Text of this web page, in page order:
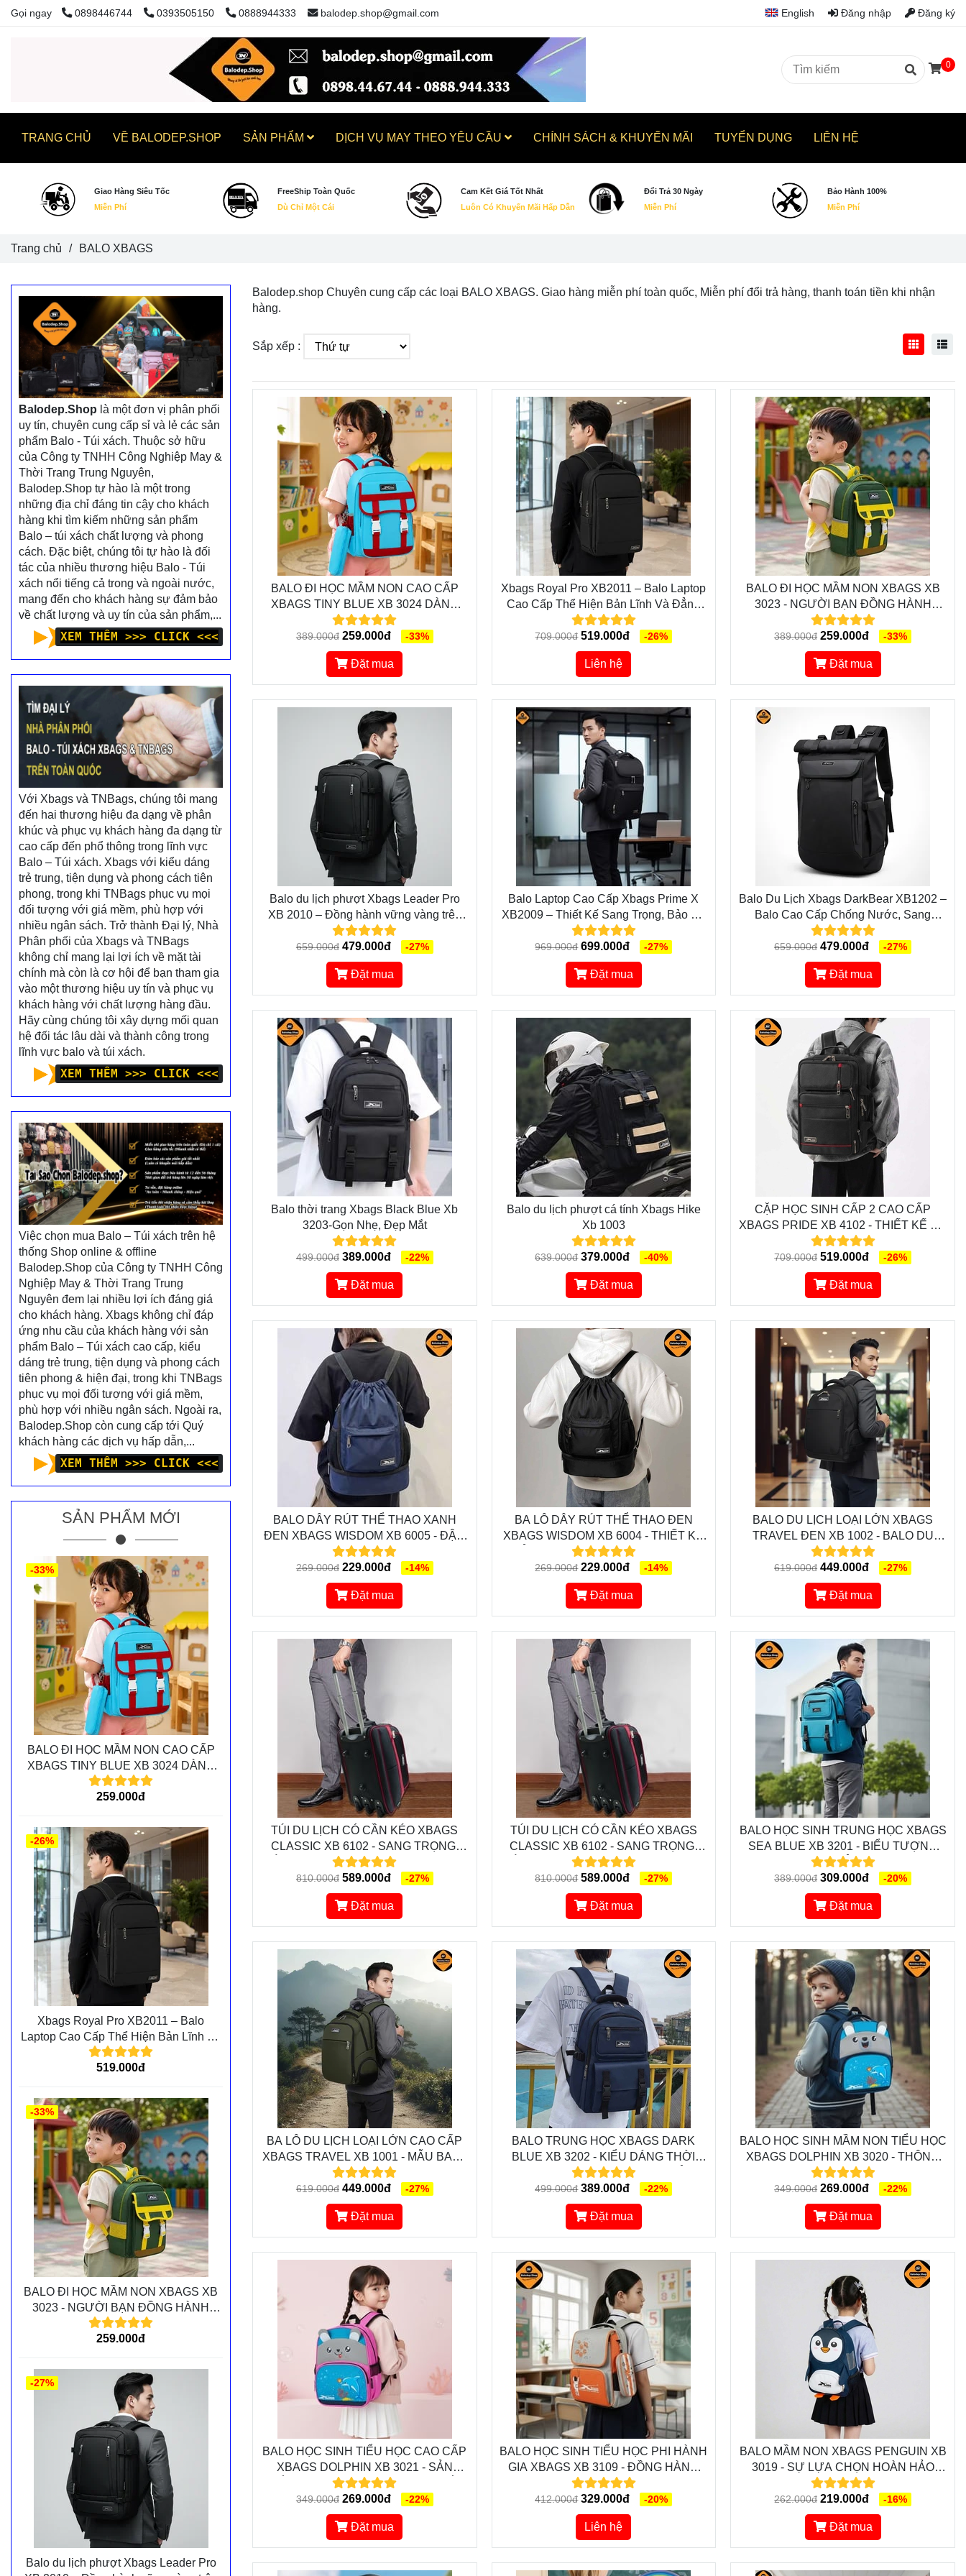
Balodep.shop Chuyên cung cấp các loại BALO XBAGS. Giao hàng miễn phí toàn quốc, Miễn phí đổi trả hàng, thanh toán tiền khi nhận
hàng.
Sắp xếp :
BALO ĐI HỌC MẦM NON CAO CẤP
XBAGS TINY BLUE XB 3024 DÀNH
CHO CÁC BÉ MẦM NON
389.000đ 259.000đ -33%
Đặt mua
Xbags Royal Pro XB2011 – Balo Laptop
Cao Cấp Thể Hiện Bản Lĩnh Và Đẳng
Cấp Cá Nhân
709.000đ 519.000đ -26%
Liên hệ
BALO ĐI HỌC MẦM NON XBAGS XB
3023 - NGƯỜI BẠN ĐỒNG HÀNH
CÙNG CÁC BÉ TRÊN MỌI CHẶNG
ĐƯỜNG
389.000đ 259.000đ -33%
Đặt mua
Balo du lịch phượt Xbags Leader Pro
XB 2010 – Đồng hành vững vàng trên
mọi cung đường
659.000đ 479.000đ -27%
Đặt mua
Balo Laptop Cao Cấp Xbags Prime X
XB2009 – Thiết Kế Sang Trọng, Bảo Vệ
Máy Tối Ưu
969.000đ 699.000đ -27%
Đặt mua
Balo Du Lịch Xbags DarkBear XB1202 –
Balo Cao Cấp Chống Nước, Sang
Trọng, Đẳng Cấp
659.000đ 479.000đ -27%
Đặt mua
Balo thời trang Xbags Black Blue Xb
3203-Gọn Nhẹ, Đẹp Mắt
499.000đ 389.000đ -22%
Đặt mua
Balo du lịch phượt cá tính Xbags Hike
Xb 1003
639.000đ 379.000đ -40%
Đặt mua
CẶP HỌC SINH CẤP 2 CAO CẤP
XBAGS PRIDE XB 4102 - THIẾT KẾ ĐA
NĂNG, THÔNG MINH, SANG TRỌNG
709.000đ 519.000đ -26%
Đặt mua
BALO DÂY RÚT THỂ THAO XANH
ĐEN XBAGS WISDOM XB 6005 - ĐẬM
CHẤT CÁ TÍNH, CHỐNG NƯỚC TỐT,
CÓ NGĂN ĐỰNG GIÀY
269.000đ 229.000đ -14%
Đặt mua
BA LÔ DÂY RÚT THỂ THAO ĐEN
XBAGS WISDOM XB 6004 - THIẾT KẾ
TRẺ TRUNG, NĂNG ĐỘNG, CÁ TÍNH
269.000đ 229.000đ -14%
Đặt mua
BALO DU LỊCH LOẠI LỚN XBAGS
TRAVEL ĐEN XB 1002 - BALO DU
LỊCH PHƯỢT CHỐNG NƯỚC, THIẾT
KẾ THÔNG MINH, ĐẲNG CẤP
619.000đ 449.000đ -27%
Đặt mua
TÚI DU LỊCH CÓ CẦN KÉO XBAGS
CLASSIC XB 6102 - SANG TRỌNG,
ĐẲNG CẤP, ĐỒNG HÀNH CÙNG BẠN
TRONG MỌI HÀNH TRÌNH
810.000đ 589.000đ -27%
Đặt mua
TÚI DU LỊCH CÓ CẦN KÉO XBAGS
CLASSIC XB 6102 - SANG TRỌNG,
ĐẲNG CẤP, ĐỒNG HÀNH CÙNG BẠN
TRONG MỌI HÀNH TRÌNH
810.000đ 589.000đ -27%
Đặt mua
BALO HỌC SINH TRUNG HỌC XBAGS
SEA BLUE XB 3201 - BIỂU TƯỢNG
THỜI TRANG, TRẺ TRUNG, NĂNG
ĐỘNG
389.000đ 309.000đ -20%
Đặt mua
BA LÔ DU LỊCH LOẠI LỚN CAO CẤP
XBAGS TRAVEL XB 1001 - MẪU BALO
DU LỊCH ĐẸP, THIẾT KẾ ĐA NĂNG
DÀNH CHO DÂN PHƯỢT
619.000đ 449.000đ -27%
Đặt mua
BALO TRUNG HỌC XBAGS DARK
BLUE XB 3202 - KIỂU DÁNG THỜI
TRANG, ĐƯỜNG NÉT HOÀN HẢO,
CHỐNG NƯỚC XỊN XÒ
499.000đ 389.000đ -22%
Đặt mua
BALO HỌC SINH MẦM NON TIỂU HỌC
XBAGS DOLPHIN XB 3020 - THÔNG
MINH, TIỆN LỢI, THỜI TRANG
349.000đ 269.000đ -22%
Đặt mua
BALO HỌC SINH TIỂU HỌC CAO CẤP
XBAGS DOLPHIN XB 3021 - SẢN
PHẨM CAO CẤP, THIẾT KẾ XINH XẮN,
ĐÁNG YÊU
349.000đ 269.000đ -22%
Đặt mua
BALO HỌC SINH TIỂU HỌC PHI HÀNH
GIA XBAGS XB 3109 - ĐỒNG HÀNH
CÙNG BÉ KHÁM PHÁ NHỮNG ĐIỀU
MỚI LẠ
412.000đ 329.000đ -20%
Liên hệ
BALO MẦM NON XBAGS PENGUIN XB
3019 - SỰ LỰA CHỌN HOÀN HẢO
CHO BÉ YÊU
262.000đ 219.000đ -16%
Đặt mua
Balodep.Shop là một đơn vị phân phối
uy tín, chuyên cung cấp sỉ và lẻ các sản
phẩm Balo - Túi xách. Thuộc sở hữu
của Công ty TNHH Công Nghiệp May &
Thời Trang Trung Nguyên,
Balodep.Shop tự hào là một trong
những địa chỉ đáng tin cậy cho khách
hàng khi tìm kiếm những sản phẩm
Balo – túi xách chất lượng và phong
cách. Đặc biệt, chúng tôi tự hào là đối
tác của nhiều thương hiệu Balo - Túi
xách nổi tiếng cả trong và ngoài nước,
mang đến cho khách hàng sự đảm bảo
về chất lượng và uy tín của sản phẩm,...
XEM THÊM >>> CLICK <<<
Với Xbags và TNBags, chúng tôi mang
đến hai thương hiệu đa dạng về phân
khúc và phục vụ khách hàng đa dạng từ
cao cấp đến phổ thông trong lĩnh vực
Balo – Túi xách. Xbags với kiểu dáng
trẻ trung, tiện dụng và phong cách tiên
phong, trong khi TNBags phục vụ mọi
đối tượng với giá mềm, phù hợp với
nhiều ngân sách. Trở thành Đại lý, Nhà
Phân phối của Xbags và TNBags
không chỉ mang lại lợi ích về mặt tài
chính mà còn là cơ hội để bạn tham gia
vào một thương hiệu uy tín và phục vụ
khách hàng với chất lượng hàng đầu.
Hãy cùng chúng tôi xây dựng mối quan
hệ đối tác lâu dài và thành công trong
lĩnh vực balo và túi xách.
XEM THÊM >>> CLICK <<<
Việc chọn mua Balo – Túi xách trên hệ
thống Shop online & offline
Balodep.Shop của Công ty TNHH Công
Nghiệp May & Thời Trang Trung
Nguyên đem lại nhiều lợi ích đáng giá
cho khách hàng. Xbags không chỉ đáp
ứng nhu cầu của khách hàng với sản
phẩm Balo – Túi xách cao cấp, kiểu
dáng trẻ trung, tiện dụng và phong cách
tiên phong & hiện đại, trong khi TNBags
phục vụ mọi đối tượng với giá mềm,
phù hợp với nhiều ngân sách. Ngoài ra,
Balodep.Shop còn cung cấp tới Quý
khách hàng các dịch vụ hấp dẫn,...
XEM THÊM >>> CLICK <<<
SẢN PHẨM MỚI
BALO ĐI HỌC MẦM NON CAO CẤP
XBAGS TINY BLUE XB 3024 DÀNH
CHO CÁC BÉ MẦM NON
259.000đ
-33%
Xbags Royal Pro XB2011 – Balo
Laptop Cao Cấp Thể Hiện Bản Lĩnh Và
Đẳng Cấp Cá Nhân
519.000đ
-26%
BALO ĐI HỌC MẦM NON XBAGS XB
3023 - NGƯỜI BẠN ĐỒNG HÀNH
CÙNG CÁC BÉ TRÊN MỌI CHẶNG
ĐƯỜNG
259.000đ
-33%
Balo du lịch phượt Xbags Leader Pro
-27%
Trang chủ / BALO XBAGS
Gọi ngay 0898446744 0393505150 0888944333 balodep.shop@gmail.com English Đăng nhập Đăng ký
0
TRANG CHỦ VỀ BALODEP.SHOP SẢN PHẨM DỊCH VỤ MAY THEO YÊU CẦU CHÍNH SÁCH & KHUYẾN MÃI TUYỂN DỤNG LIÊN HỆ
Giao Hàng Siêu Tốc
Miễn Phí
FreeShip Toàn Quốc
Dù Chỉ Một Cái
Cam Kết Giá Tốt Nhất
Luôn Có Khuyến Mãi Hấp Dẫn
Đổi Trả 30 Ngày
Miễn Phí
Bảo Hành 100%
Miễn Phí